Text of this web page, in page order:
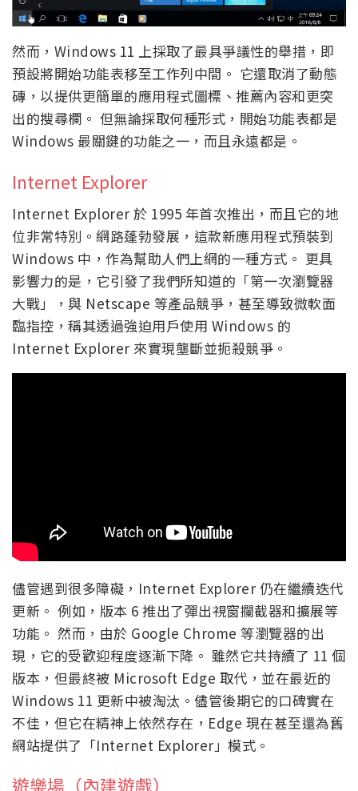
然而，Windows 11 上採取了最具爭議性的舉措，即
預設將開始功能表移至工作列中間。 它還取消了動態
磚，以提供更簡單的應用程式圖標、推薦內容和更突
出的搜尋欄。 但無論採取何種形式，開始功能表都是
Windows 最關鍵的功能之一，而且永遠都是。
Internet Explorer
Internet Explorer 於 1995 年首次推出，而且它的地
位非常特別。網路蓬勃發展，這款新應用程式預裝到
Windows 中，作為幫助人們上網的一種方式。 更具
影響力的是，它引發了我們所知道的「第一次瀏覽器
大戰」，與 Netscape 等產品競爭，甚至導致微軟面
臨指控，稱其透過強迫用戶使用 Windows 的
Internet Explorer 來實現壟斷並扼殺競爭。
儘管遇到很多障礙，Internet Explorer 仍在繼續迭代
更新。 例如，版本 6 推出了彈出視窗攔截器和擴展等
功能。 然而，由於 Google Chrome 等瀏覽器的出
現，它的受歡迎程度逐漸下降。 雖然它共持續了 11 個
版本，但最終被 Microsoft Edge 取代，並在最近的
Windows 11 更新中被淘汰。儘管後期它的口碑實在
不佳，但它在精神上依然存在，Edge 現在甚至還為舊
網站提供了「Internet Explorer」模式。
遊樂場（內建遊戲）